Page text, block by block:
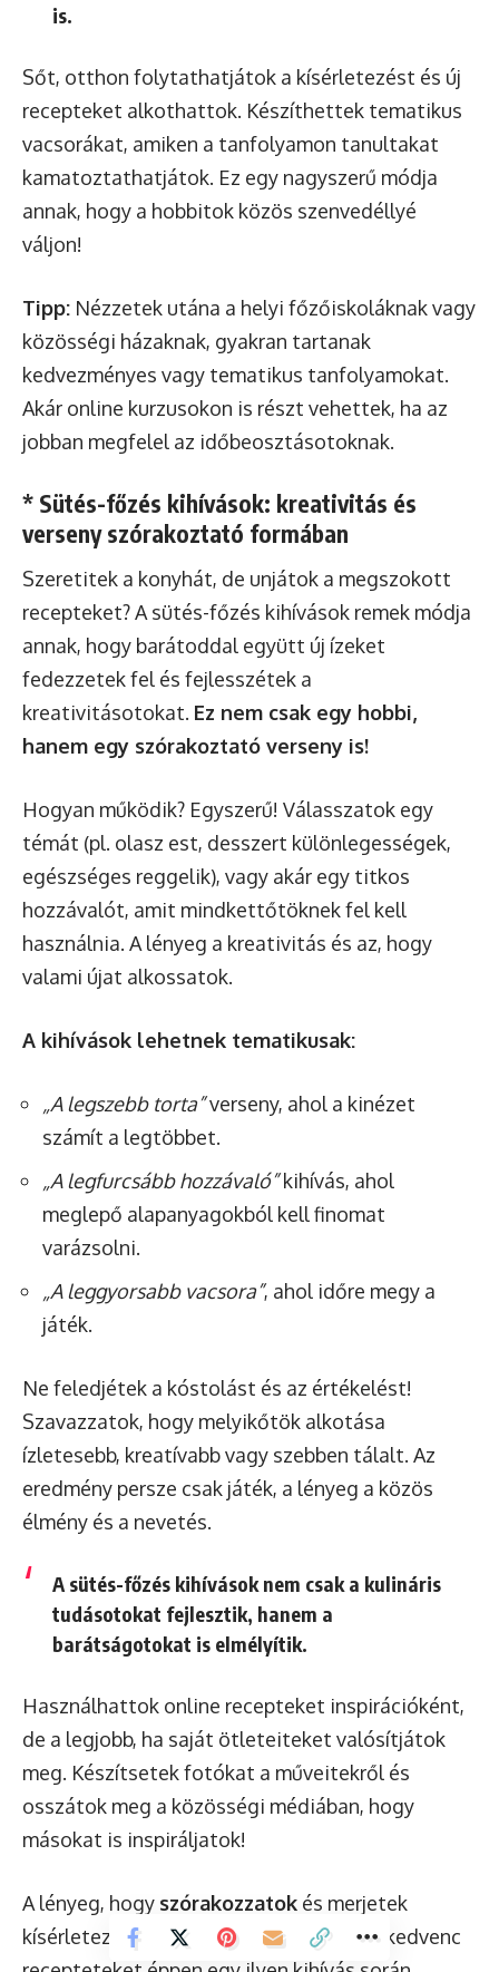
is.
Sőt, otthon folytathatjátok a kísérletezést és új
recepteket alkothattok. Készíthettek tematikus
vacsorákat, amiken a tanfolyamon tanultakat
kamatoztathatjátok. Ez egy nagyszerű módja
annak, hogy a hobbitok közös szenvedéllyé
váljon!
Tipp: Nézzetek utána a helyi főzőiskoláknak vagy
közösségi házaknak, gyakran tartanak
kedvezményes vagy tematikus tanfolyamokat.
Akár online kurzusokon is részt vehettek, ha az
jobban megfelel az időbeosztásotoknak.
* Sütés-főzés kihívások: kreativitás és
verseny szórakoztató formában
Szeretitek a konyhát, de unjátok a megszokott
recepteket? A sütés-főzés kihívások remek módja
annak, hogy barátoddal együtt új ízeket
fedezzetek fel és fejlesszétek a
kreativitásotokat. Ez nem csak egy hobbi,
hanem egy szórakoztató verseny is!
Hogyan működik? Egyszerű! Válasszatok egy
témát (pl. olasz est, desszert különlegességek,
egészséges reggelik), vagy akár egy titkos
hozzávalót, amit mindkettőtöknek fel kell
használnia. A lényeg a kreativitás és az, hogy
valami újat alkossatok.
A kihívások lehetnek tematikusak:
„A legszebb torta”verseny, ahol a kinézet
számít a legtöbbet.
„A legfurcsább hozzávaló”kihívás, ahol
meglepő alapanyagokból kell finomat
varázsolni.
„A leggyorsabb vacsora”, ahol időre megy a
játék.
Ne feledjétek a kóstolást és az értékelést!
Szavazzatok, hogy melyikőtök alkotása
ízletesebb, kreatívabb vagy szebben tálalt. Az
eredmény persze csak játék, a lényeg a közös
élmény és a nevetés.
A sütés-főzés kihívások nem csak a kulináris
tudásotokat fejlesztik, hanem a
barátságotokat is elmélyítik.
Használhattok online recepteket inspirációként,
de a legjobb, ha saját ötleteiteket valósítjátok
meg. Készítsetek fotókat a műveitekről és
osszátok meg a közösségi médiában, hogy
másokat is inspiráljatok!
A lényeg, hogy szórakozzatok és merjetek
kísérletezni! Ki tudja, talán a következő kedvenc